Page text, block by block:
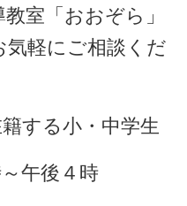
室「おおぞら」
軽にご相談くだ
する小・中学生
午後４時